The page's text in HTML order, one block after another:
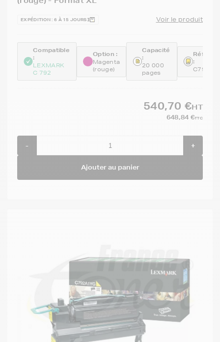
EXPÉDITION : 6 À 15 JOURS Voir le produit
Compatible
:
LEXMARK
C 792
Option :
Magenta
(rouge)
Capacité
:
20 000
pages
:
540,70 €HT
648,84 €TTC
- +
Ajouter au panier